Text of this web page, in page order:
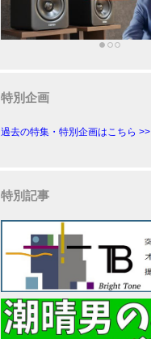
特別企画
過去の特集・特別企画はこちら >>
特別記事